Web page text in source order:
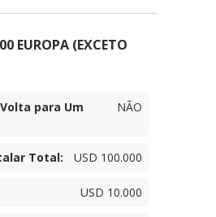
EUROPA (EXCETO
para Um
NÃO
Total: USD 100.000
USD 10.000